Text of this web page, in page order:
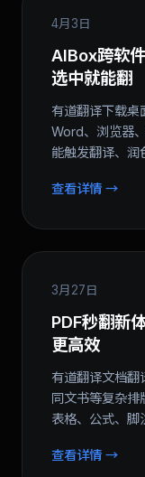
4月3日
AIBox跨软
选中就能翻
有道翻译下载桌
Word、浏览器
能触发翻译、润
查看详情 →
3月27日
PDF秒翻新
更高效
有道翻译文档翻
同文书等复杂排
表格、公式、脚
查看详情 →